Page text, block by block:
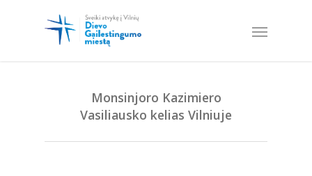
Monsinjoro Kazimiero
Vasiliausko kelias Vilniuje